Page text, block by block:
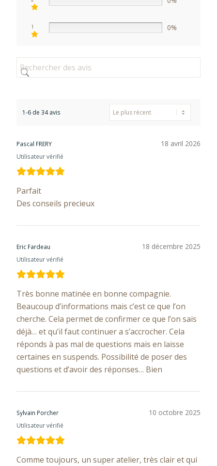
1 0%
1-6 de 34 avis
Pascal FRERY
Utilisateur vérifié
18 avril 2026
Parfait
Des conseils precieux
Eric Fardeau
Utilisateur vérifié
18 décembre 2025
Très bonne matinée en bonne compagnie.
Beaucoup d’informations mais c’est ce que l’on
cherche. Cela permet de confirmer ce que l’on sais
déjà… et qu’il faut continuer a s’accrocher. Cela
réponds à pas mal de questions mais en laisse
certaines en suspends. Possibilité de poser des
questions et d’avoir des réponses… Bien
Sylvain Porcher
Utilisateur vérifié
10 octobre 2025
Comme toujours, un super atelier, très clair et qui